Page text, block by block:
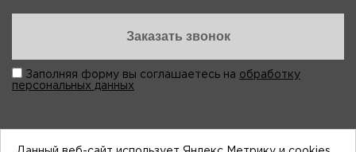
Заполняя форму вы соглашаетесь на обработку
персональных данных